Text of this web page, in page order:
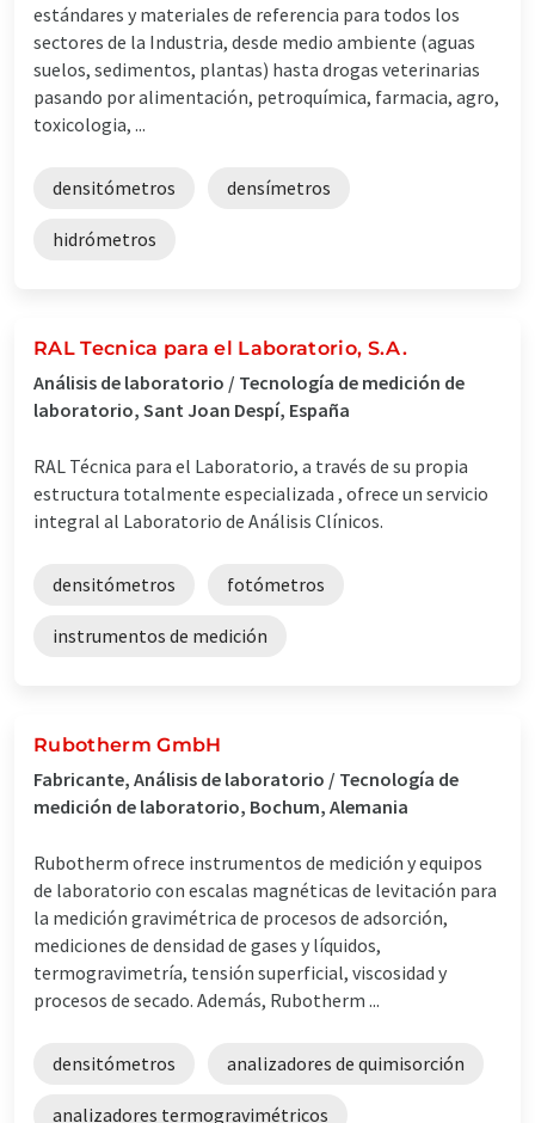
estándares y materiales de referencia para todos los
sectores de la Industria, desde medio ambiente (aguas
suelos, sedimentos, plantas) hasta drogas veterinarias
pasando por alimentación, petroquímica, farmacia, agro,
toxicologia, ...
densitómetros densímetros
hidrómetros
RAL Tecnica para el Laboratorio, S.A.
Análisis de laboratorio / Tecnología de medición de
laboratorio, Sant Joan Despí, España
RAL Técnica para el Laboratorio, a través de su propia
estructura totalmente especializada , ofrece un servicio
integral al Laboratorio de Análisis Clínicos.
densitómetros fotómetros
instrumentos de medición
Rubotherm GmbH
Fabricante, Análisis de laboratorio / Tecnología de
medición de laboratorio, Bochum, Alemania
Rubotherm ofrece instrumentos de medición y equipos
de laboratorio con escalas magnéticas de levitación para
la medición gravimétrica de procesos de adsorción,
mediciones de densidad de gases y líquidos,
termogravimetría, tensión superficial, viscosidad y
procesos de secado. Además, Rubotherm ...
densitómetros analizadores de quimisorción
analizadores termogravimétricos